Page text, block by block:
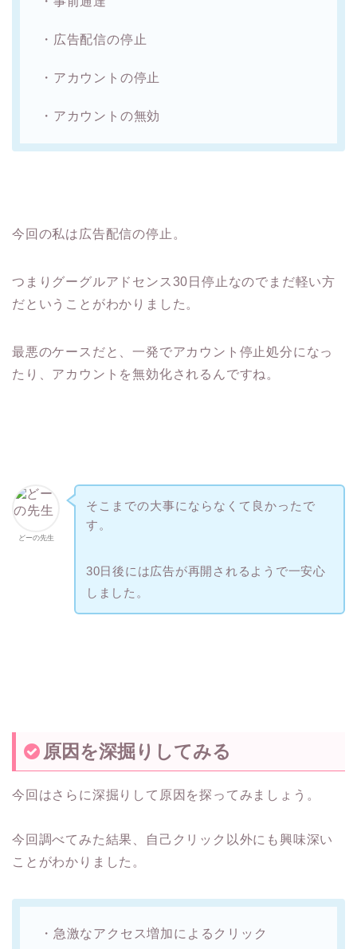
・広告配信の停止
・アカウントの停止
・アカウントの無効
今回の私は広告配信の停止。
つまりグーグルアドセンス30日停止なのでまだ軽い方
だということがわかりました。
最悪のケースだと、一発でアカウント停止処分になっ
たり、アカウントを無効化されるんですね。
どーの先生
そこまでの大事にならなくて良かったで
す。
30日後には広告が再開されるようで一安心
しました。
原因を深掘りしてみる
今回はさらに深掘りして原因を探ってみましょう。
今回調べてみた結果、自己クリック以外にも興味深い
ことがわかりました。
・急激なアクセス増加によるクリック